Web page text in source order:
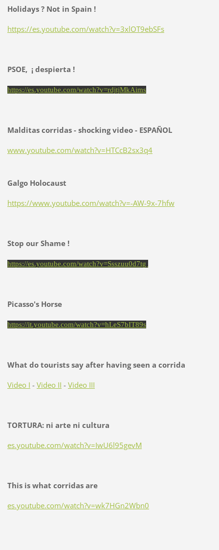
Holidays ? Not in Spain !
https://es.youtube.com/watch?v=3xlOT9ebSFs
PSOE, ¡ despierta !
https://es.youtube.com/watch?v=rdjtjMkAims
Malditas corridas - shocking video - ESPAÑOL
www.youtube.com/watch?v=HTCcB2sx3q4
Galgo Holocaust
https://www.youtube.com/watch?v=-AW-9x-7hfw
Stop our Shame !
https://es.youtube.com/watch?v=Ssszuu0d7tg
Picasso's Horse
https://it.youtube.com/watch?v=hLeS7bIT89s
What do tourists say after having seen a corrida
Video I - Video II - Video III
TORTURA: ni arte ni cultura
es.youtube.com/watch?v=IwU6l95gevM
This is what corridas are
es.youtube.com/watch?v=wk7HGn2Wbn0